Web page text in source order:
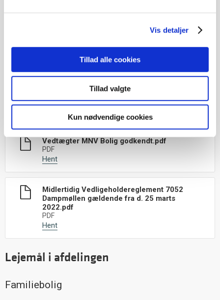
Vis detaljer
Tillad alle cookies
Tillad valgte
Kun nødvendige cookies
Husorden 7052 gældende pr. 13-03-
Råderetskatalog 7052 Dampmøllen
gældende fra den 6 marts 2025.pdf
PDF
Vedtægter MNV Bolig godkendt.pdf
PDF
Hent
Midlertidig Vedligeholdereglement 7052
Dampmøllen gældende fra d. 25 marts
2022.pdf
PDF
Hent
Lejemål i afdelingen
Familiebolig